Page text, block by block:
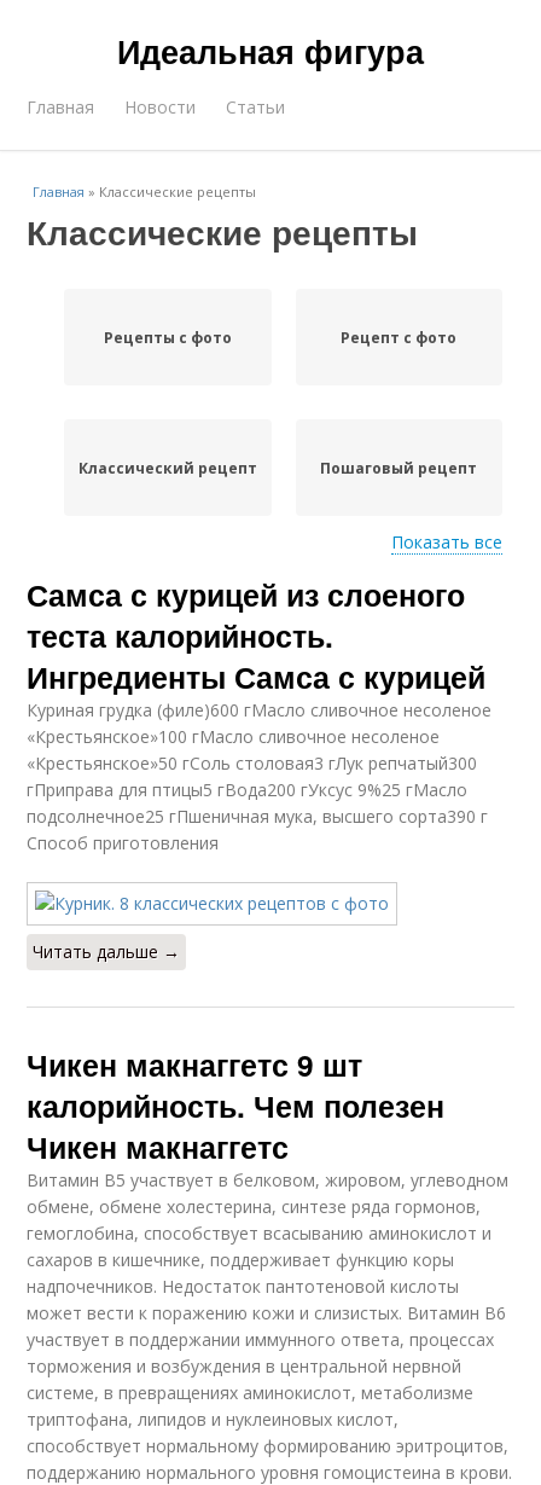
Идеальная фигура
Главная Новости Статьи
Главная » Классические рецепты
Классические рецепты
Рецепты с фото Рецепт с фото
Классический рецепт Пошаговый рецепт
Рецепты в домашних
условиях
Мамины рецепты
Показать все
Самса с курицей из слоеного
теста калорийность.
Ингредиенты Самса с курицей
Куриная грудка (филе)600 гМасло сливочное несоленое
«Крестьянское»100 гМасло сливочное несоленое
«Крестьянское»50 гСоль столовая3 гЛук репчатый300
гПриправа для птицы5 гВода200 гУксус 9%25 гМасло
подсолнечное25 гПшеничная мука, высшего сорта390 г
Способ приготовления
Читать дальше →
Чикен макнаггетс 9 шт
калорийность. Чем полезен
Чикен макнаггетс
Витамин В5 участвует в белковом, жировом, углеводном
обмене, обмене холестерина, синтезе ряда гормонов,
гемоглобина, способствует всасыванию аминокислот и
сахаров в кишечнике, поддерживает функцию коры
надпочечников. Недостаток пантотеновой кислоты
может вести к поражению кожи и слизистых. Витамин В6
участвует в поддержании иммунного ответа, процессах
торможения и возбуждения в центральной нервной
системе, в превращениях аминокислот, метаболизме
триптофана, липидов и нуклеиновых кислот,
способствует нормальному формированию эритроцитов,
поддержанию нормального уровня гомоцистеина в крови.